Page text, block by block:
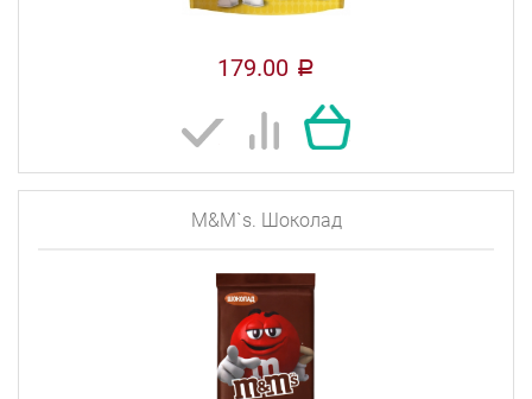
179.00 a
M&M`s. Шоколад